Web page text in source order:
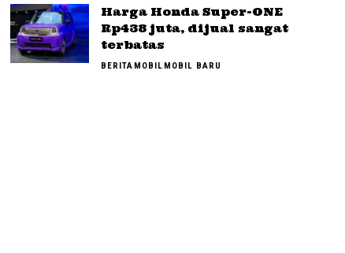
Harga Honda Super-ONE
Rp438 juta, dijual sangat
terbatas
BERITAMOBILMOBIL BARU